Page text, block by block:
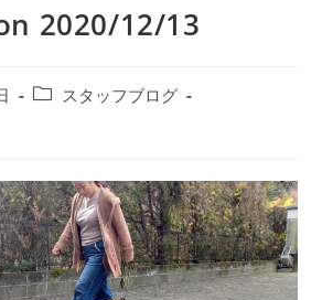
2020/12/13
スタッフブログ